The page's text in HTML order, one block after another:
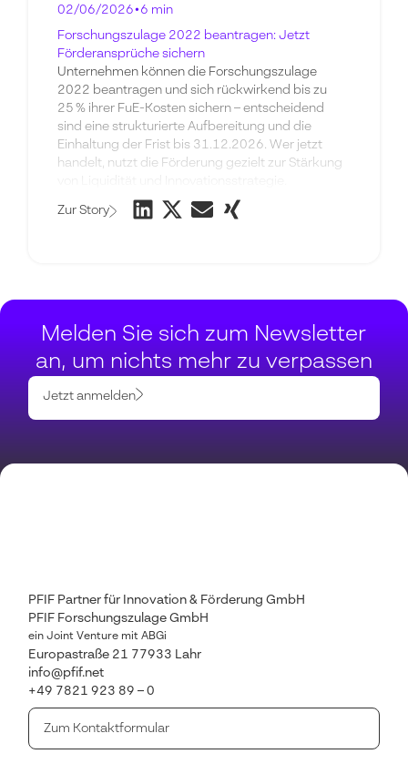
02/06/2026• 6 min
Forschungszulage 2022 beantragen: Jetzt
Förderansprüche sichern
Unternehmen können die Forschungszulage
2022 beantragen und sich rückwirkend bis zu
25 % ihrer FuE-Kosten sichern – entscheidend
sind eine strukturierte Aufbereitung und die
Einhaltung der Frist bis 31.12.2026. Wer jetzt
handelt, nutzt die Förderung gezielt zur Stärkung
Zur Story
Melden Sie sich zum Newsletter
an, um nichts mehr zu verpassen
Jetzt anmelden
PFIF Partner für Innovation & Förderung GmbH
PFIF Forschungszulage GmbH
ein Joint Venture mit ABGi
Europastraße 21 77933 Lahr
info@pfif.net
+49 7821 923 89 – 0
Zum Kontaktformular